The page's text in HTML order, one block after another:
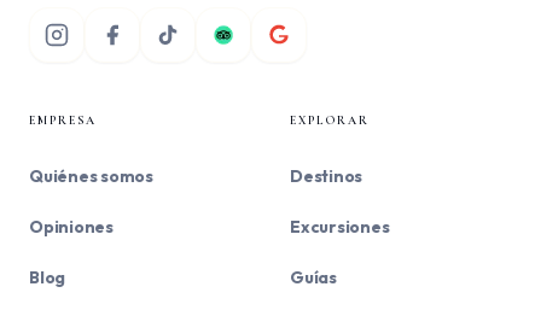
EMPRESA
Quiénes somos
Opiniones
Blog
EXPLORAR
Destinos
Excursiones
Guías